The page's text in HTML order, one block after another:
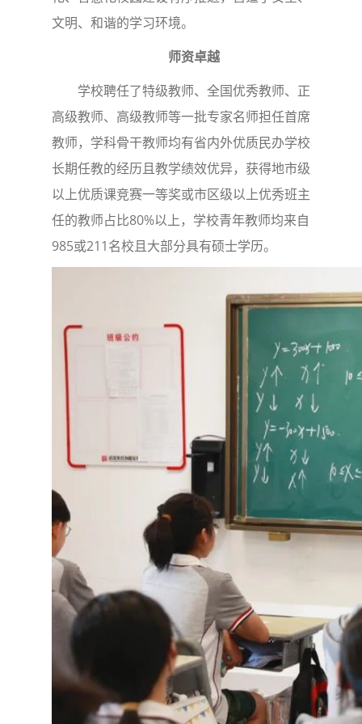
文明、和谐的学习环境。
师资卓越
学校聘任了特级教师、全国优秀教师、正
高级教师、高级教师等一批专家名师担任首席
教师，学科骨干教师均有省内外优质民办学校
长期任教的经历且教学绩效优异，获得地市级
以上优质课竞赛一等奖或市区级以上优秀班主
任的教师占比80%以上，学校青年教师均来自
985或211名校且大部分具有硕士学历。